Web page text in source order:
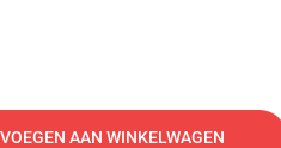
AAN WINKELWAGEN